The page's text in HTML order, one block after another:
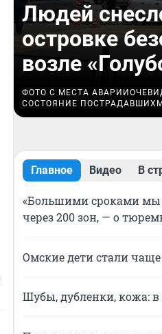
Людей
островке
возле
ФОТО С МЕСТА АВАРИИ
СОСТОЯНИЕ ПОСТРАДАВШИХ
Главное Видео В
«Большими сроками мы
через 200 зон, — о
Омские дети стали
Шубы, дубленки, кожа: